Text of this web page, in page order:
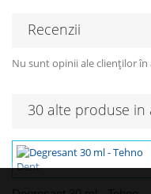
Recenzii
Nu sunt opinii ale clienților
30 alte produse in